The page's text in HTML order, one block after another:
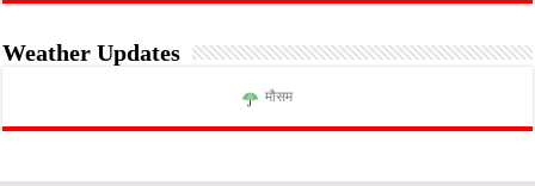
Weather Updates
मौसम